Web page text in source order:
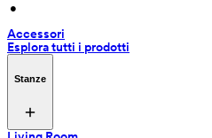
•
Accessori
Esplora tutti i prodotti
Stanze